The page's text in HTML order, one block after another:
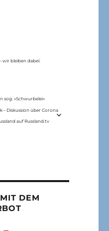
wir bleiben dabei:
sog. »Schwurbelei«
– Diskussion über Corona
auf Russland.tv
DEM